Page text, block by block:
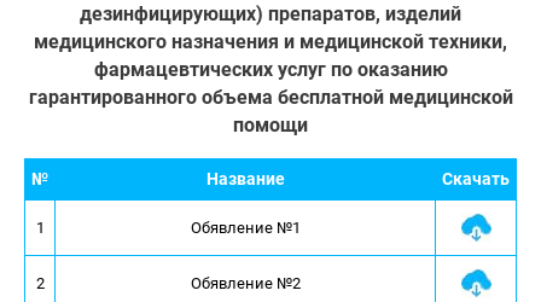
дезинфицирующих) препаратов, изделий
медицинского назначения и медицинской техники,
фармацевтических услуг по оказанию
гарантированного объема бесплатной медицинской
помощи
№ Название Скачать
1 Обявление №1
2 Обявление №2